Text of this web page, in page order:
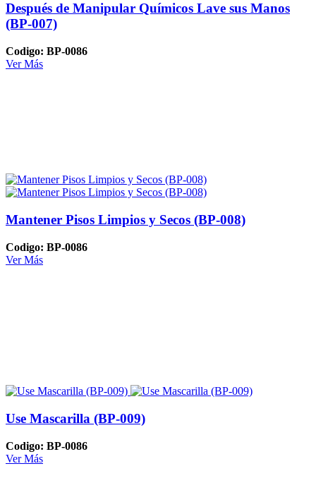
Después de Manipular Químicos Lave sus Manos
(BP-007)
Codigo: BP-0086
Ver Más
Mantener Pisos Limpios y Secos (BP-008)
Codigo: BP-0086
Ver Más
Use Mascarilla (BP-009)
Codigo: BP-0086
Ver Más